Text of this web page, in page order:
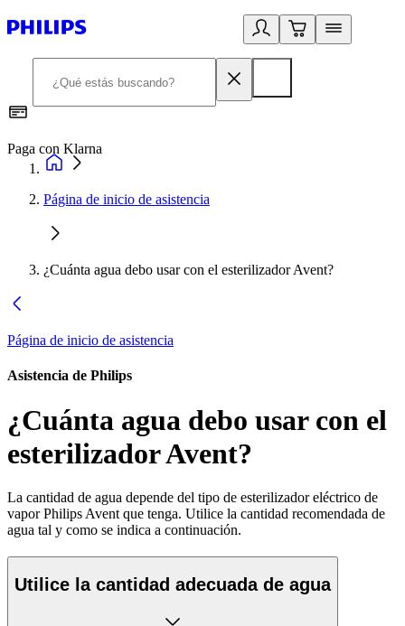
Paga con Klarna
Página de inicio de asistencia
¿Cuánta agua debo usar con el esterilizador Avent?
Página de inicio de asistencia
Asistencia de Philips
¿Cuánta agua debo usar con el
esterilizador Avent?
La cantidad de agua depende del tipo de esterilizador eléctrico de
vapor Philips Avent que tenga. Utilice la cantidad recomendada de
agua tal y como se indica a continuación.
Utilice la cantidad adecuada de agua